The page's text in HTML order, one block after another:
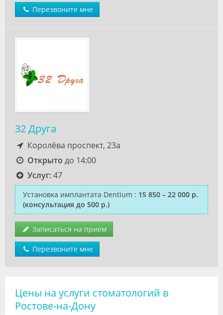
Перезвоните мне
32 Друга
Королёва проспект, 23а
Открыто до 14:00
Услуг:47
Установка имплантата Dentium : 15 850 – 22 000 р.
(консультация до 500 р.)
Записаться на прием
Перезвоните мне
Цены на услуги стоматологий в
Ростове-на-Дону